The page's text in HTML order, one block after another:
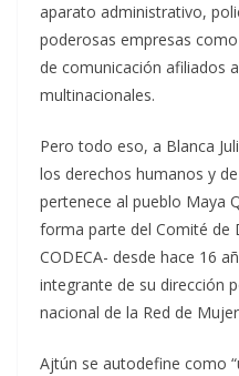
aparato administrativo,
poderosas empresas
de comunicación afiliados
multinacionales.
Pero todo eso, a Blanca
los derechos humanos y
pertenece al pueblo Maya
forma parte del Comité de
CODECA- desde hace 16
integrante de su dirección
nacional de la Red de
Ajtún se autodefine como